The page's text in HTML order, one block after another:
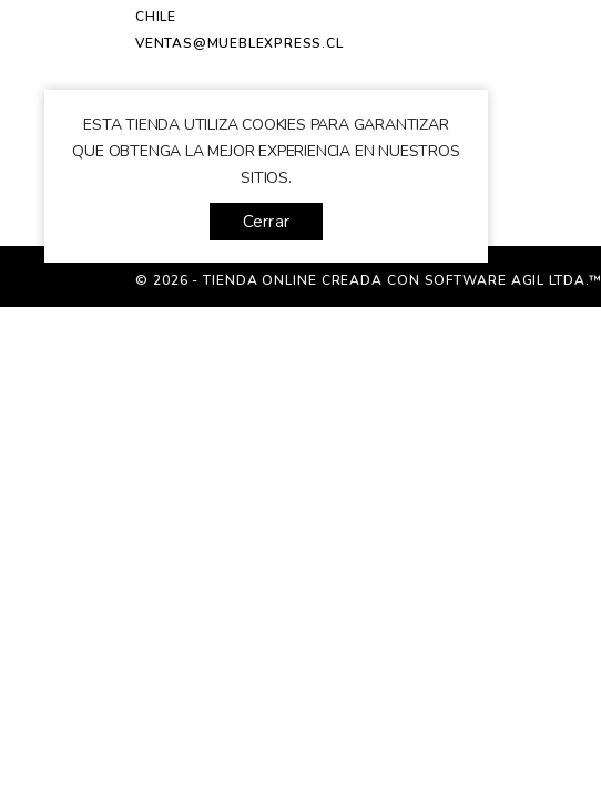
CHILE
VENTAS@MUEBLEXPRESS.CL
ESTA TIENDA UTILIZA COOKIES PARA GARANTIZAR
QUE OBTENGA LA MEJOR EXPERIENCIA EN NUESTROS
SITIOS.
Cerrar
© 2026 - TIENDA ONLINE CREADA CON SOFTWARE AGIL LTDA.™